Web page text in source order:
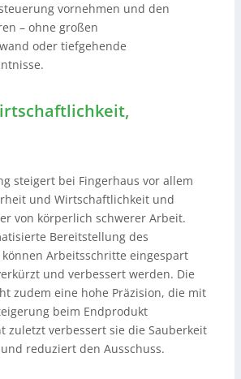
vornehmen und den
– ohne großen
oder tiefgehende
steigert bei Fingerhaus vor allem
und Wirtschaftlichkeit und
von körperlich schwerer Arbeit.
Bereitstellung des
Arbeitsschritte eingespart
und verbessert werden. Die
zudem eine hohe Präzision, die mit
beim Endprodukt
zuletzt verbessert sie die Sauberkeit
reduziert den Ausschuss.